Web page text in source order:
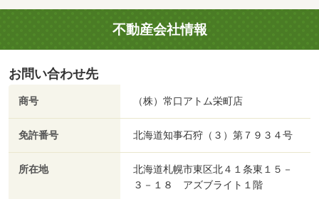
不動産会社情報
お問い合わせ先
商号 （株）常口アトム栄町店
免許番号 北海道知事石狩（３）第７９３４号
所在地
北海道札幌市東区北４１条東１５－
３－１８ アズブライト１階